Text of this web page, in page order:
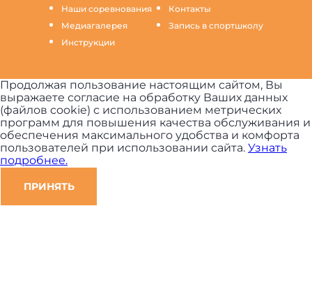
Наши соревнования
Медиагалерея
Инструкции
Контакты
Запись в спортшколу
Продолжая пользование настоящим сайтом, Вы
выражаете согласие на обработку Ваших данных
(файлов cookie) с использованием метрических
программ для повышения качества обслуживания и
обеспечения максимального удобства и комфорта
пользователей при использовании сайта. Узнать
подробнее.
ПРИНЯТЬ